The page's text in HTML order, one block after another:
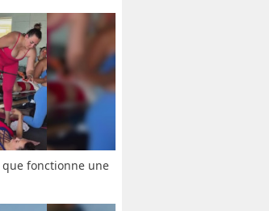
que fonctionne une